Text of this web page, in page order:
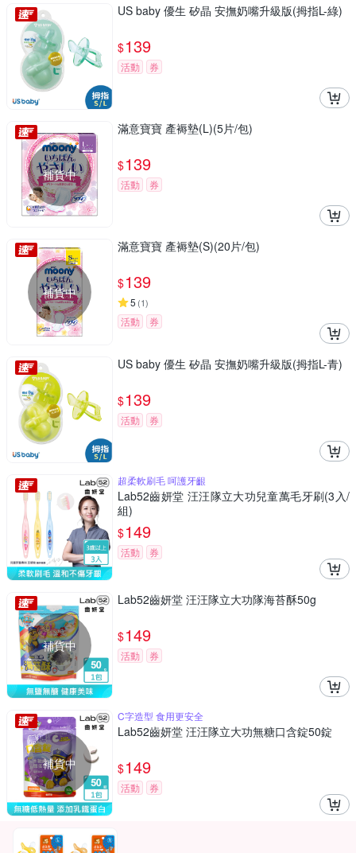
US baby 優生 矽晶 安撫奶嘴升級版(拇指L-綠)
$139
活動 券
補貨中
滿意寶寶 產褥墊(L)(5片/包)
$139
活動 券
補貨中
滿意寶寶 產褥墊(S)(20片/包)
$139
5 (1)
活動 券
US baby 優生 矽晶 安撫奶嘴升級版(拇指L-青)
$139
活動 券
超柔軟刷毛 呵護牙齦
Lab52齒妍堂 汪汪隊立大功兒童萬毛牙刷(3入/
組)
$149
活動 券
補貨中
Lab52齒妍堂 汪汪隊立大功隊海苔酥50g
$149
活動 券
補貨中
C字造型 食用更安全
Lab52齒妍堂 汪汪隊立大功無糖口含錠50錠
$149
活動 券